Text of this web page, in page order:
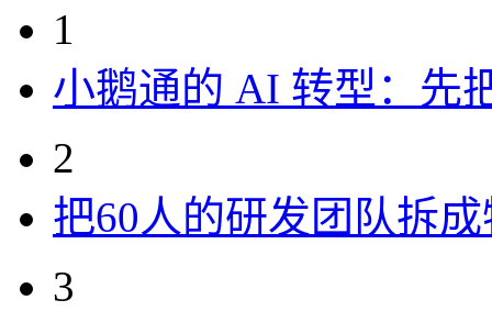
1
小鹅通的 AI 转型：先
2
把60人的研发团队拆
3